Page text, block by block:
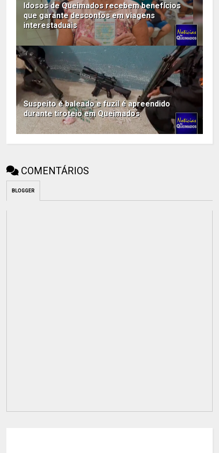
Idosos de Queimados recebem benefícios
que garante descontos em viagens
interestaduais
Suspeito é baleado e fuzil é apreendido
durante tiroteio em Queimados
COMENTÁRIOS
BLOGGER